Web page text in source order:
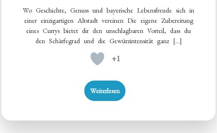
Wo Geschichte, Genuss und bayerische Lebensfreude sich in
einer einzigartigen Altstadt vereinen Die eigene Zubereitung
eines Currys bietet dir den unschlagbaren Vorteil, dass du
den Schärfegrad und die Gewürzintensität ganz […]
+1
Weiterlesen